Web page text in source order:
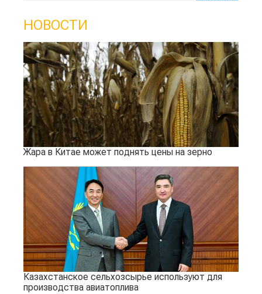
НОВОСТИ
Жара в Китае может поднять цены на зерно
Казахстанское сельхозсырье используют для
производства авиатоплива